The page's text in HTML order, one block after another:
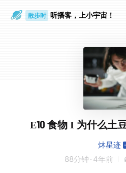
散步时 听播客，上小宇宙！
E10 食物 I 为什么土
炑星迹
88分钟 · 4年前